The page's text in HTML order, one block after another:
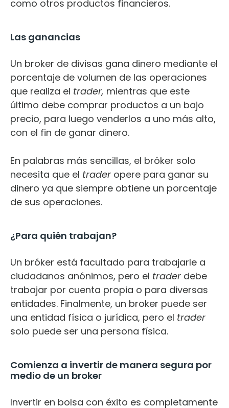
como otros productos financieros.
Las ganancias
Un broker de divisas gana dinero mediante el
porcentaje de volumen de las operaciones
que realiza el trader, mientras que este
último debe comprar productos a un bajo
precio, para luego venderlos a uno más alto,
con el fin de ganar dinero.
En palabras más sencillas, el bróker solo
necesita que el trader opere para ganar su
dinero ya que siempre obtiene un porcentaje
de sus operaciones.
¿Para quién trabajan?
Un bróker está facultado para trabajarle a
ciudadanos anónimos, pero el trader debe
trabajar por cuenta propia o para diversas
entidades. Finalmente, un broker puede ser
una entidad física o jurídica, pero el trader
solo puede ser una persona física.
Comienza a invertir de manera segura por
medio de un broker
Invertir en bolsa con éxito es completamente